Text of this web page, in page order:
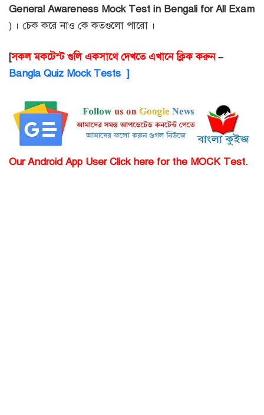
General Awareness Mock Test in Bengali for All Exam
) । চেক করে নাও কে কতগুলো পারো ।
[সকল মকটেস্ট গুলি একসাথে দেখতে এখানে ক্লিক করুন–
Bangla Quiz Mock Tests ]
Our Android App User Click here for the MOCK Test.